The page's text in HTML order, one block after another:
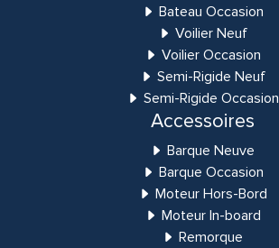
Bateau Occasion
Voilier Neuf
Voilier Occasion
Semi-Rigide Neuf
Semi-Rigide Occasion
Accessoires
Barque Neuve
Barque Occasion
Moteur Hors-Bord
Moteur In-board
Remorque